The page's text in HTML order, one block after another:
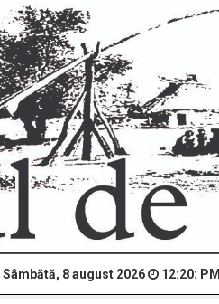
Sâmbătă, 8 august 2026 12:20: PM